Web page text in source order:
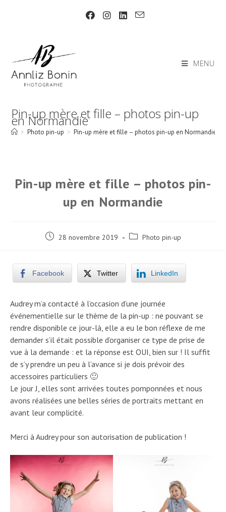
MENU
Pin-up mère et fille – photos pin-up
en Normandie
> Photo pin-up > Pin-up mère et fille – photos pin-up en Normandie
Pin-up mère et fille – photos pin-
up en Normandie
Post 28 novembre 2019
Post Photo pin-up
Facebook Twitter LinkedIn
Audrey m’a contacté à l’occasion d’une journée
événementielle sur le thème de la pin-up : ne pouvant se
rendre disponible ce jour-là, elle a eu le bon réflexe de me
demander s’il était possible d’organiser ce type de prise de
vue à la demande : et la réponse est OUI, bien sur ! Il suffit
de s’y prendre un peu à l’avance si je dois prévoir des
accessoires particuliers 🙂
Le jour J, elles sont arrivées toutes pomponnées et nous
avons réalisées une belles séries de portraits mettant en
avant leur complicité.
Merci à Audrey pour son autorisation de publication !